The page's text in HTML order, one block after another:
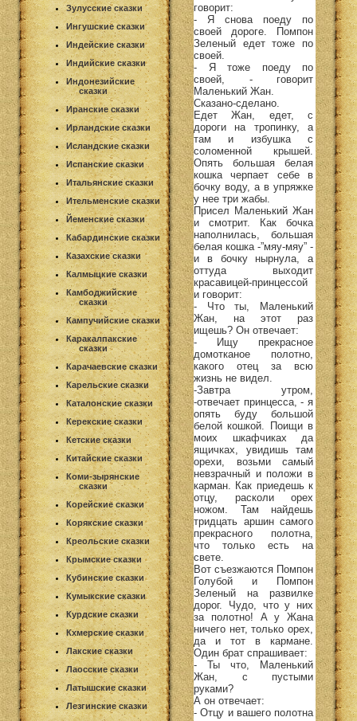
Зулусские сказки
Ингушские сказки
Индейские сказки
Индийские сказки
Индонезийские
сказки
Иранские сказки
Ирландские сказки
Исландские сказки
Испанские сказки
Итальянские сказки
Ительменские сказки
Йеменские сказки
Кабардинские сказки
Казахские сказки
Калмыцкие сказки
Камбоджийские
сказки
Кампучийские сказки
Каракалпакские
сказки
Карачаевские сказки
Карельские сказки
Каталонские сказки
Керекские сказки
Кетские сказки
Китайские сказки
Коми-зырянские
сказки
Корейские сказки
Корякские сказки
Креольские сказки
Крымские сказки
Кубинские сказки
Кумыкские сказки
Курдские сказки
Кхмерские сказки
Лакские сказки
Лаосские сказки
Латышские сказки
Лезгинские сказки
говорит:
- Я снова поеду по
своей дороге. Помпон
Зеленый едет тоже по
своей.
- Я тоже поеду по
своей, - говорит
Маленький Жан.
Сказано-сделано.
Едет Жан, едет, с
дороги на тропинку, а
там и избушка с
соломенной крышей.
Опять большая белая
кошка черпает себе в
бочку воду, а в упряжке
у нее три жабы.
Присел Маленький Жан
и смотрит. Как бочка
наполнилась, большая
белая кошка -”мяу-мяу” -
и в бочку нырнула, а
оттуда выходит
красавицей-принцессой
и говорит:
- Что ты, Маленький
Жан, на этот раз
ищешь? Он отвечает:
- Ищу прекрасное
домотканое полотно,
какого отец за всю
жизнь не видел.
-Завтра утром,
-отвечает принцесса, - я
опять буду большой
белой кошкой. Поищи в
моих шкафчиках да
ящичках, увидишь там
орехи, возьми самый
невзрачный и положи в
карман. Как приедешь к
отцу, расколи орех
ножом. Там найдешь
тридцать аршин самого
прекрасного полотна,
что только есть на
свете.
Вот съезжаются Помпон
Голубой и Помпон
Зеленый на развилке
дорог. Чудо, что у них
за полотно! А у Жана
ничего нет, только орех,
да и тот в кармане.
Один брат спрашивает:
- Ты что, Маленький
Жан, с пустыми
руками?
А он отвечает:
- Отцу и вашего полотна